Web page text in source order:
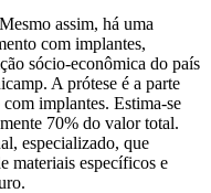
assim, há uma
com implantes,
sócio-econômica do país
A prótese é a parte
implantes. Estima-se
70% do valor total.
especializado, que
materiais específicos e